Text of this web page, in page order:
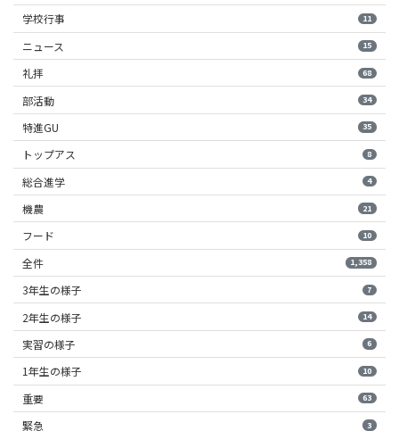
学校行事 11
ニュース 15
礼拝 68
部活動 34
特進GU 35
トップアス 8
総合進学 4
機農 21
フード 10
全件 1,358
3年生の様子 7
2年生の様子 14
実習の様子 6
1年生の様子 10
重要 63
緊急 3